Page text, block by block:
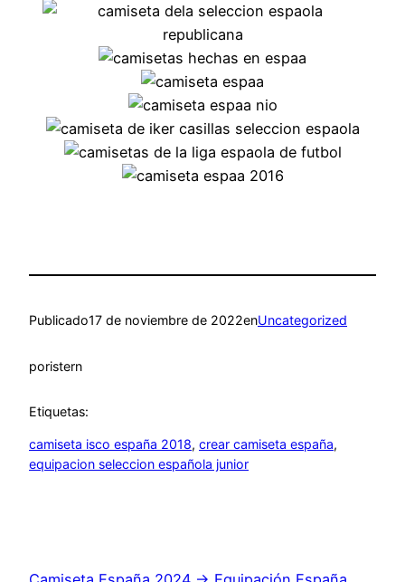
Publicado17 de noviembre de 2022enUncategorized
poristern
Etiquetas:
camiseta isco españa 2018, crear camiseta españa
equipacion seleccion española junior